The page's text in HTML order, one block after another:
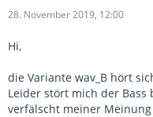
28. November 2019, 12:00
Hi,
die Variante wav_B hört
Leider stört mich der Bass
verfälscht meiner